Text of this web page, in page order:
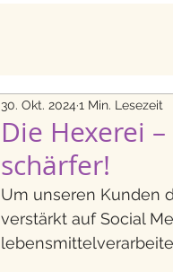
Die Hexerei
schärfer!
30. Okt. 2024 1 Min. Lesezeit
Um unseren Kunden
verstärkt auf Social